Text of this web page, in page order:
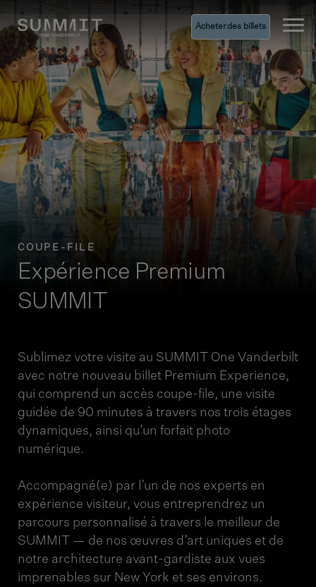
Acheter des billets
COUPE-FILE
Expérience Premium
SUMMIT
Sublimez votre visite au SUMMIT One Vanderbilt
avec notre nouveau billet Premium Experience,
qui comprend un accès coupe-file, une visite
guidée de 90 minutes à travers nos trois étages
dynamiques, ainsi qu’un forfait photo
numérique.
Accompagné(e) par l’un de nos experts en
expérience visiteur, vous entreprendrez un
parcours personnalisé à travers le meilleur de
SUMMIT — de nos œuvres d’art uniques et de
notre architecture avant-gardiste aux vues
imprenables sur New York et ses environs.